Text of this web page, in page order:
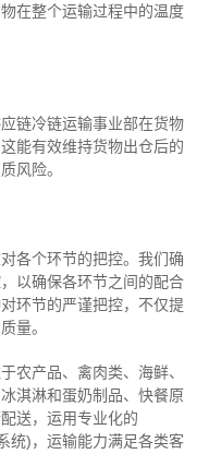
在整个运输过程中的温度
链冷链运输事业部在货物
能有效维持货物出仓后的
风险。
各个环节的把控。我们确
以确保各环节之间的配合
环节的严谨把控，不仅提
量。
农产品、禽肉类、海鲜、
淇淋和蛋奶制品、快餐原
送，运用专业化的
统)，运输能力满足各类客